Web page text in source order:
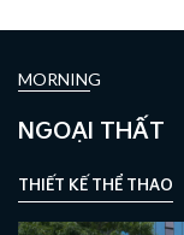
MORNING
NGOẠI THẤT
THIẾT KẾ THỂ THAO